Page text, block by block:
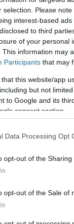
selection. Please
interest-based
to third
of your personal
This information may
Participants that may
that this website/app
but not
to Google and its
consent section.
Data Processing Opt
opt-out of the Sharing
opt-out of the Sale of
κυβερνητικό
- 12:19
συνεπής σε